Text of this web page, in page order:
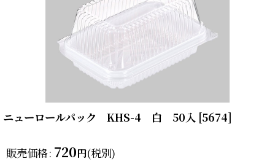
ニューロールパック KHS-4 白 50入 [5674]
販売価格: 720円(税別)